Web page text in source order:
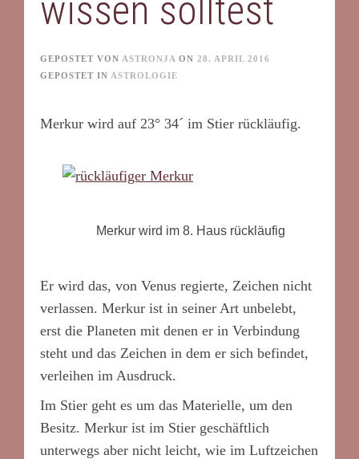
wissen solltest
GEPOSTET VON ASTRONJA ON 28. APRIL 2016
GEPOSTET IN ASTROLOGIE
Merkur wird auf 23° 34´ im Stier rückläufig.
Merkur wird im 8. Haus rückläufig
Er wird das, von Venus regierte, Zeichen nicht
verlassen. Merkur ist in seiner Art unbelebt,
erst die Planeten mit denen er in Verbindung
steht und das Zeichen in dem er sich befindet,
verleihen im Ausdruck.
Im Stier geht es um das Materielle, um den
Besitz. Merkur ist im Stier geschäftlich
unterwegs aber nicht leicht, wie im Luftzeichen